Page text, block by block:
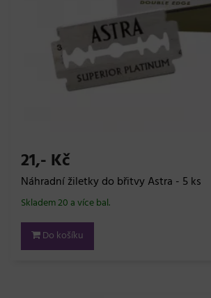
21,- Kč
Náhradní žiletky do břitvy Astra - 5 ks
Skladem 20 a více bal.
Do košíku